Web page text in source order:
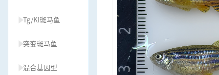
Tg/KI斑马鱼
突变斑马鱼
混合基因型